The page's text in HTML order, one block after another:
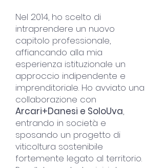
Nel 2014, ho scelto di
intraprendere un nuovo
capitolo professionale,
affiancando alla mia
esperienza istituzionale un
approccio indipendente e
imprenditoriale. Ho avviato una
collaborazione con
Arcari+Danesi e SoloUva,
entrando in società e
sposando un progetto di
viticoltura sostenibile
fortemente legato al territorio.